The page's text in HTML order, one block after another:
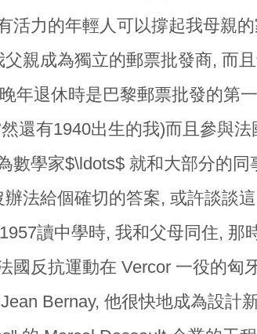
活力的年輕人可以撐起我母親
父親成為獨立的郵票批發商, 而
年退休時是巴黎郵票批發的第
還有1940出生的我)而且參與法
數學家$\ldots$ 就和大部分的
辦法給個確切的答案, 或許談談
讀中學時, 我和父母同住, 那
國反抗運動在 Vercor 一役的匈
Bernay, 他很快地成為設計